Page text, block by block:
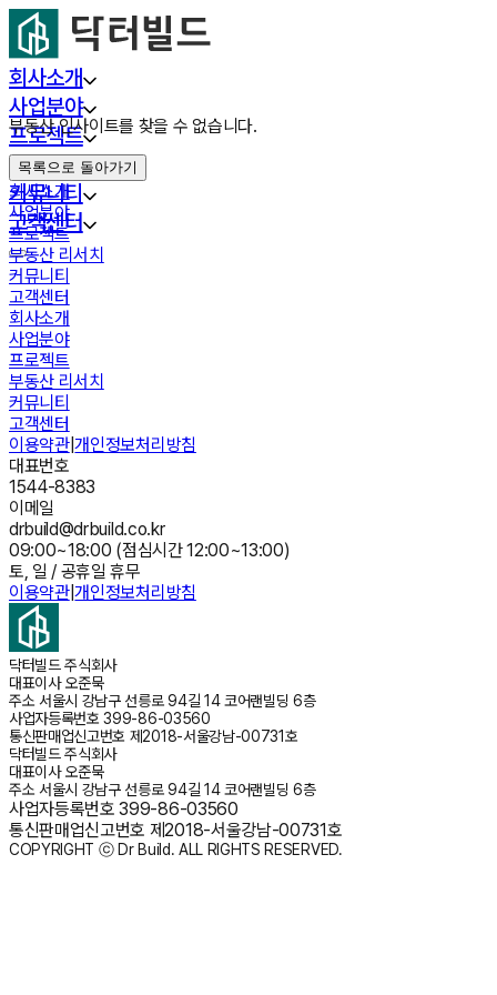
회사소개
사업분야
프로젝트
부동산 리서치
커뮤니티
고객센터
부동산 인사이트를 찾을 수 없습니다.
목록으로 돌아가기
회사소개
사업분야
프로젝트
부동산 리서치
커뮤니티
고객센터
회사소개
사업분야
프로젝트
부동산 리서치
커뮤니티
고객센터
이용약관|개인정보처리방침
대표번호
1544-8383
이메일
drbuild@drbuild.co.kr
09:00~18:00 (점심시간 12:00~13:00)
토, 일 / 공휴일 휴무
이용약관|개인정보처리방침
닥터빌드 주식회사
대표이사오준묵
주소 서울시 강남구 선릉로 94길 14 코어랜빌딩 6층
사업자등록번호 399-86-03560
통신판매업신고번호 제2018-서울강남-00731호
닥터빌드 주식회사
대표이사오준묵
주소 서울시 강남구 선릉로 94길 14 코어랜빌딩 6층
사업자등록번호 399-86-03560
통신판매업신고번호 제2018-서울강남-00731호
COPYRIGHT ⓒ Dr Build. ALL RIGHTS RESERVED.